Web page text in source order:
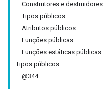
Construtores e destruidores
Tipos públicos
Atributos públicos
Funções públicas
Funções estáticas públicas
Tipos públicos
@344